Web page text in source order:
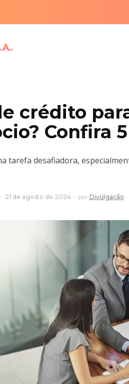
crédito
Confira
tarefa desafiadora,
21 de agosto de 2024 por Divulgação